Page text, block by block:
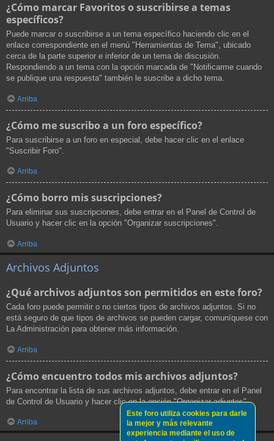
¿Cómo marcar Favoritos o suscribirse a temas
específicos?
Puede marcar o suscribirse a un tema específico haciendo clic en el
enlace correspondiente en el menú "Herramientas de Tema", ubicado
cerca de la parte superior e inferior de un tema de discusión.
Respondiendo a un tema con la opción marcada de "Notificarme cuando
se publique una respuesta" también le suscribe a dicho tema.
Arriba
¿Cómo me suscribo a un foro específico?
Para suscribirse a un foro en especial, debe hacer clic en el enlace
"Suscribir Foro".
Arriba
¿Cómo borro mis suscripciones?
Para eliminar sus suscripciones, debe entrar en el Panel de Control de
Usuario y hacer clic en la opción "Organizar suscripciones".
Arriba
Archivos Adjuntos
¿Qué archivos adjuntos son permitidos en este foro?
Cada foro puede permitir o no ciertos tipos de archivos adjuntos. Si no
está seguro de que tipos de archivos se pueden cargar, comuníquese con
La Administración para obtener más información.
Arriba
¿Cómo encuentro todos mis archivos adjuntos?
Para encontrar la lista de sus archivos adjuntos, debe entrar en el Panel
de Control de Usuario y hacer clic en la opción "Organizar adjuntos".
Arriba
Este foro utiliza cookies para darle
la mejor y más relevante
experiencia mediante el uso de